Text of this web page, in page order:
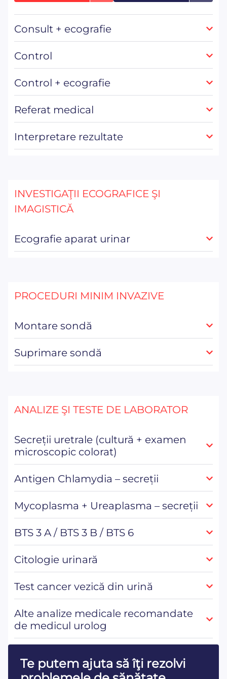
Consult + ecografie
Control
Control + ecografie
Referat medical
Interpretare rezultate
INVESTIGAŢII ECOGRAFICE ŞI
IMAGISTICĂ
Ecografie aparat urinar
PROCEDURI MINIM INVAZIVE
Montare sondă
Suprimare sondă
ANALIZE ŞI TESTE DE LABORATOR
Secreții uretrale (cultură + examen
microscopic colorat)
Antigen Chlamydia – secreții
Mycoplasma + Ureaplasma – secreții
BTS 3 A / BTS 3 B / BTS 6
Citologie urinară
Test cancer vezică din urină
Alte analize medicale recomandate
de medicul urolog
Te putem ajuta să îţi rezolvi